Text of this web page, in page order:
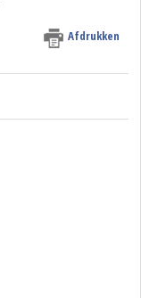
Afdrukken